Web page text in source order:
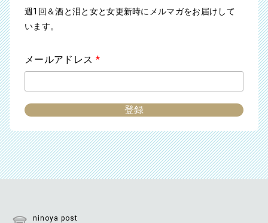
週1回＆酒と泪と女と女更新時にメルマガをお届けして
います。
メールアドレス *
ninoya post